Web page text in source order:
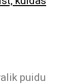
puidu